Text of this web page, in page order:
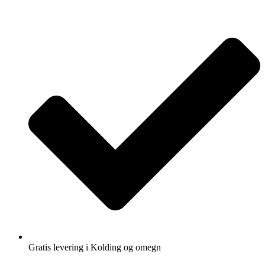
Gratis levering i Kolding og omegn